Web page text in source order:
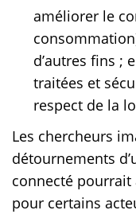
améliorer le
d’autres fins ;
traitées et
respect de la
Les chercheurs
détournements
connecté
pour certains